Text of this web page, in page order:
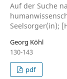
Auf der Suche
Seelsorger(in);
Georg Köhl
130-143
pdf